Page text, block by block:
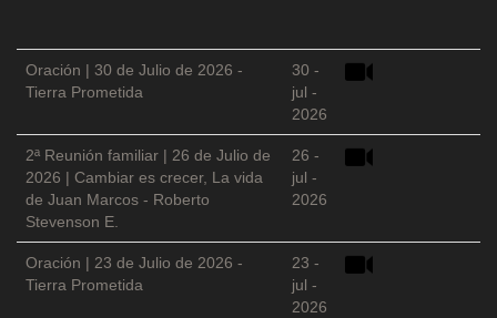
Oración | 30 de Julio de 2026 -
Tierra Prometida
30 -
jul -
2026
2ª Reunión familiar | 26 de Julio de
2026 | Cambiar es crecer, La vida
de Juan Marcos - Roberto
Stevenson E.
26 -
jul -
2026
Oración | 23 de Julio de 2026 -
Tierra Prometida
23 -
jul -
2026